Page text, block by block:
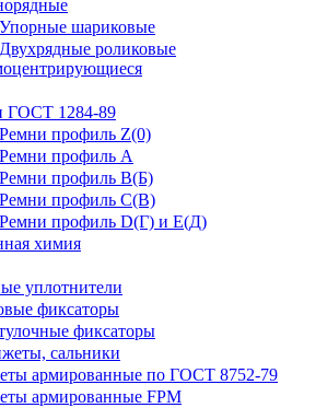
Упорные шариковые
Двухрядные роликовые
ГОСТ 1284-89
Ремни профиль Z(0)
Ремни профиль А
Ремни профиль В(Б)
Ремни профиль С(В)
Ремни профиль D(Г) и E(Д)
химия
уплотнители
фиксаторы
фиксаторы
сальники
армированные по ГОСТ 8752-79
армированные FPM